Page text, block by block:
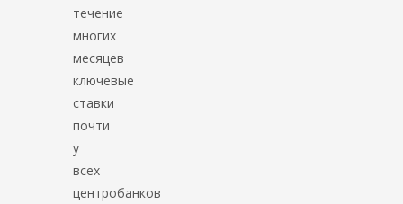
течение
многих
месяцев
ключевые
ставки
почти
у
всех
центробанков